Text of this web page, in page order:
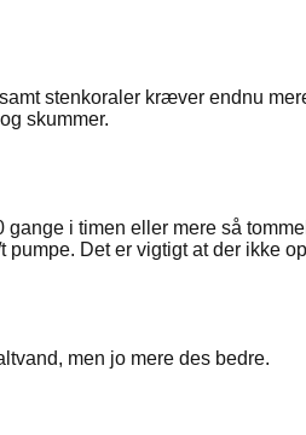
stenkoraler kræver endnu
skummer.
i timen eller mere så
pumpe. Det er vigtigt at der ikke
men jo mere des bedre.